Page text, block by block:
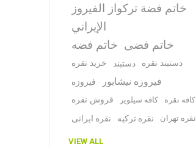
خاتم فضة تركواز الفيروز
الإيراني
خاتم فضه خاتم فضی
خرید نقره دستبند دستبند نقره
فیروزه فیروزه نیشابور
قروش نقره کافه سیلویر کافه نقره
نقره ایرانی نقره ترکیه نقره تهران
VIEW ALL